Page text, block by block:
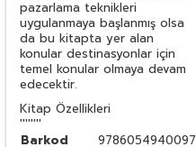
pazarlama teknikleri
uygulanmaya başlanmış olsa
da bu kitapta yer alan
konular destinasyonlar için
temel konular olmaya devam
edecektir.
Kitap Özellikleri
''''''''
Barkod
9786054940097